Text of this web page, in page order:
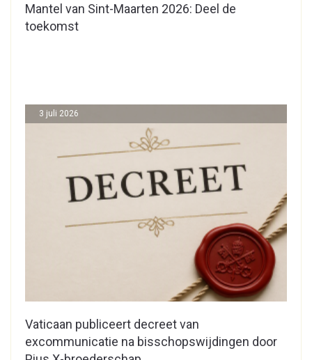
Mantel van Sint-Maarten 2026: Deel de
toekomst
Vaticaan publiceert decreet van
excommunicatie na bisschopswijdingen door
3 juli 2026